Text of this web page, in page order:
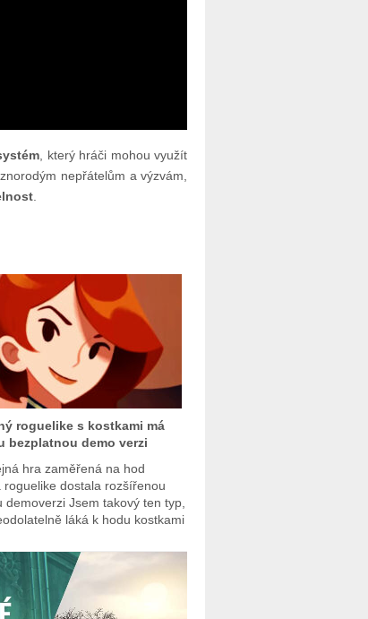
, který hráči mohou využít
nepřátelům a výzvám,
.
roguelike s kostkami má
bezplatnou demo verzi
hra zaměřená na hod
roguelike dostala rozšířenou
demoverzi Jsem takový ten typ,
láká k hodu kostkami